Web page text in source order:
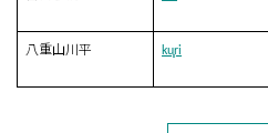
八重山川平 ku̥ri